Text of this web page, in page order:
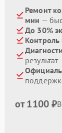
Ремонт
мин —
До 30%
результат
от 1100 ₽